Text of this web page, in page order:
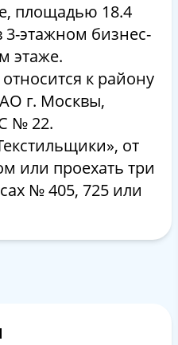
площадью 18.4
этажном бизнес-
этаже.
к району
г. Москвы,
№ 22.
от
или проехать три
№ 405, 725 или